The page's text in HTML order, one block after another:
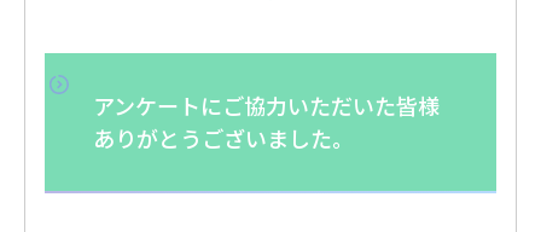
アンケートにご協力いただいた皆様
ありがとうございました。